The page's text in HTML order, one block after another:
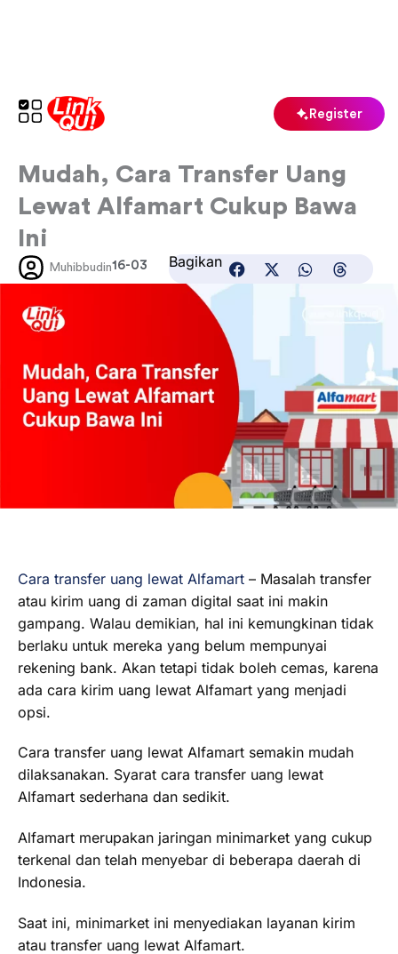
Register
Mudah, Cara Transfer Uang
Lewat Alfamart Cukup Bawa
Ini
Muhibbudin16-03 Bagikan
Cara transfer uang lewat Alfamart – Masalah transfer
atau kirim uang di zaman digital saat ini makin
gampang. Walau demikian, hal ini kemungkinan tidak
berlaku untuk mereka yang belum mempunyai
rekening bank. Akan tetapi tidak boleh cemas, karena
ada cara kirim uang lewat Alfamart yang menjadi
opsi.
Cara transfer uang lewat Alfamart semakin mudah
dilaksanakan. Syarat cara transfer uang lewat
Alfamart sederhana dan sedikit.
Alfamart merupakan jaringan minimarket yang cukup
terkenal dan telah menyebar di beberapa daerah di
Indonesia.
Saat ini, minimarket ini menyediakan layanan kirim
atau transfer uang lewat Alfamart.